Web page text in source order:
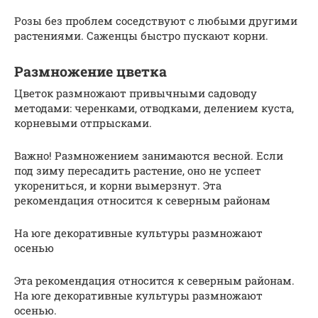
Розы без проблем соседствуют с любыми другими
растениями. Саженцы быстро пускают корни.
Размножение цветка
Цветок размножают привычными садоводу
методами: черенками, отводками, делением куста,
корневыми отпрысками.
Важно! Размножением занимаются весной. Если
под зиму пересадить растение, оно не успеет
укорениться, и корни вымерзнут. Эта
рекомендация относится к северным районам
На юге декоративные культуры размножают
осенью
Эта рекомендация относится к северным районам.
На юге декоративные культуры размножают
осенью.